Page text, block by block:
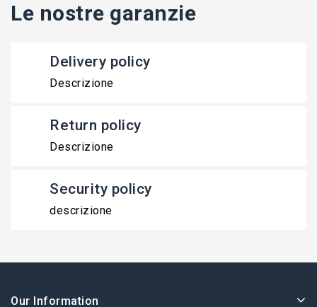
Le nostre garanzie
Delivery policy
Descrizione
Return policy
Descrizione
Security policy
descrizione
Our Information